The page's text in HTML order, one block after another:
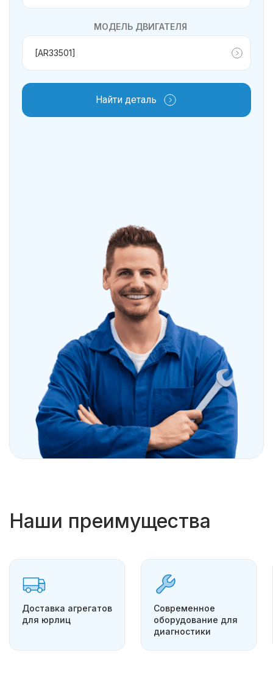
МОДЕЛЬ ДВИГАТЕЛЯ
Найти деталь
Наши преимущества
Доставка агрегатов
для юрлиц
Современное
оборудование для
диагностики